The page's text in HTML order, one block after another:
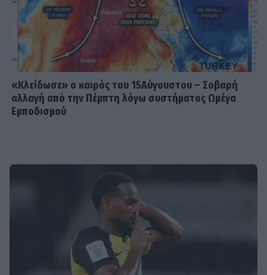
«Κλείδωσε» ο καιρός του 15Αύγουστου – Σοβαρή
αλλαγή από την Πέμπτη λόγω συστήματος Ωμέγα
Εμποδισμού